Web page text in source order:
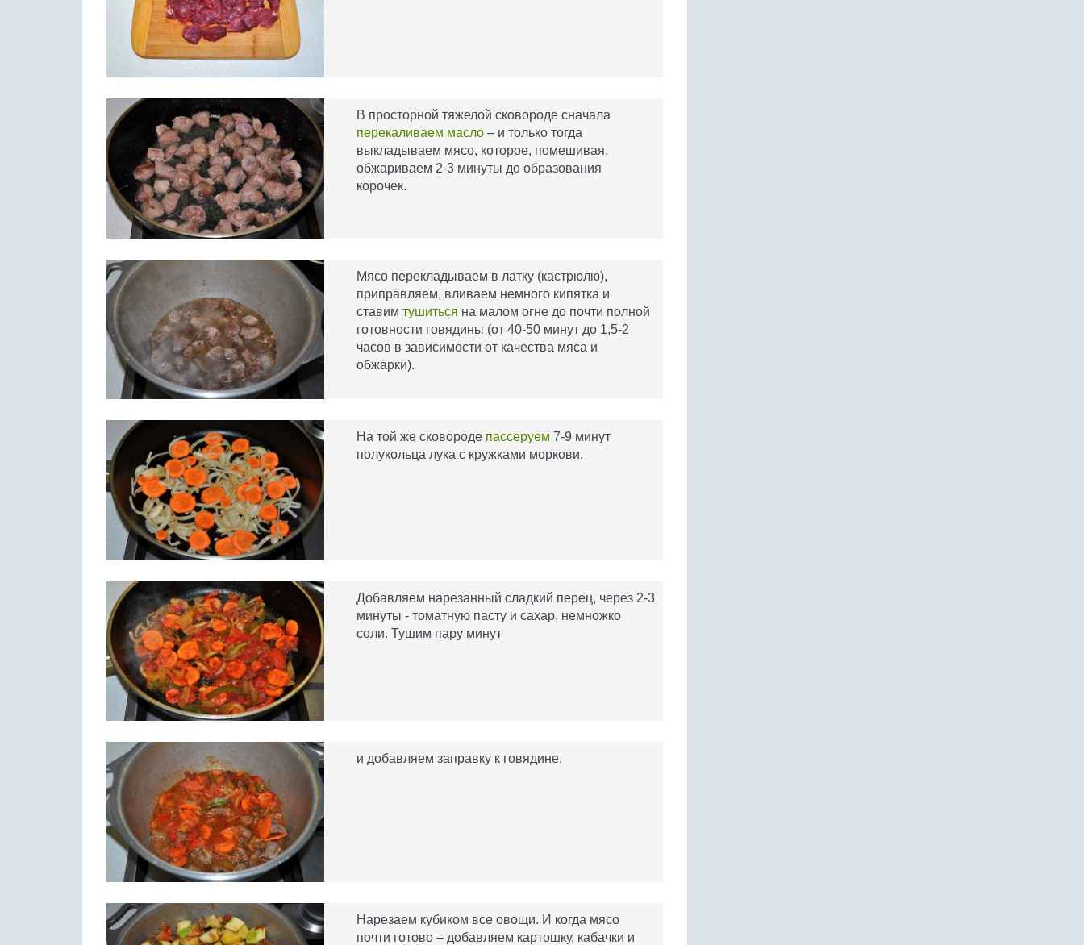
В просторной тяжелой сковороде сначала
перекаливаем масло – и только тогда
выкладываем мясо, которое, помешивая,
обжариваем 2-3 минуты до образования
корочек.
Мясо перекладываем в латку (кастрюлю),
приправляем, вливаем немного кипятка и
ставим тушиться на малом огне до почти полной
готовности говядины (от 40-50 минут до 1,5-2
часов в зависимости от качества мяса и
обжарки).
На той же сковороде пассеруем 7-9 минут
полукольца лука с кружками моркови.
Добавляем нарезанный сладкий перец, через 2-3
минуты - томатную пасту и сахар, немножко
соли. Тушим пару минут
и добавляем заправку к говядине.
Нарезаем кубиком все овощи. И когда мясо
почти готово – добавляем картошку, кабачки и